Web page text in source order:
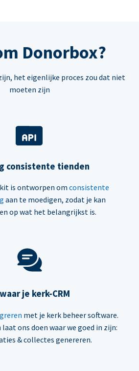
Donorbox?
het eigenlijke proces zou dat niet
moeten zijn
consistente tienden
is ontworpen om consistente
aan te moedigen, zodat je kan
op wat het belangrijkst is.
je kerk-CRM
met je kerk beheer software.
laat ons doen waar we goed in zijn:
& collectes genereren.